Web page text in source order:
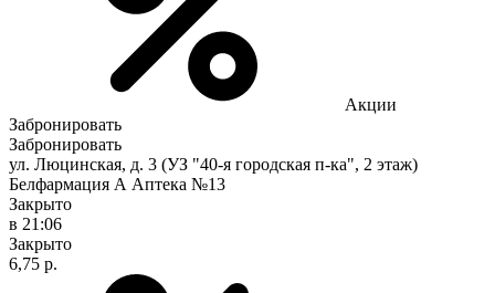
Акции
Забронировать
Забронировать
ул. Люцинская, д. 3 (УЗ "40-я городская п-ка", 2 этаж)
Белфармация А Аптека №13
Закрыто
в 21:06
Закрыто
6,75 р.